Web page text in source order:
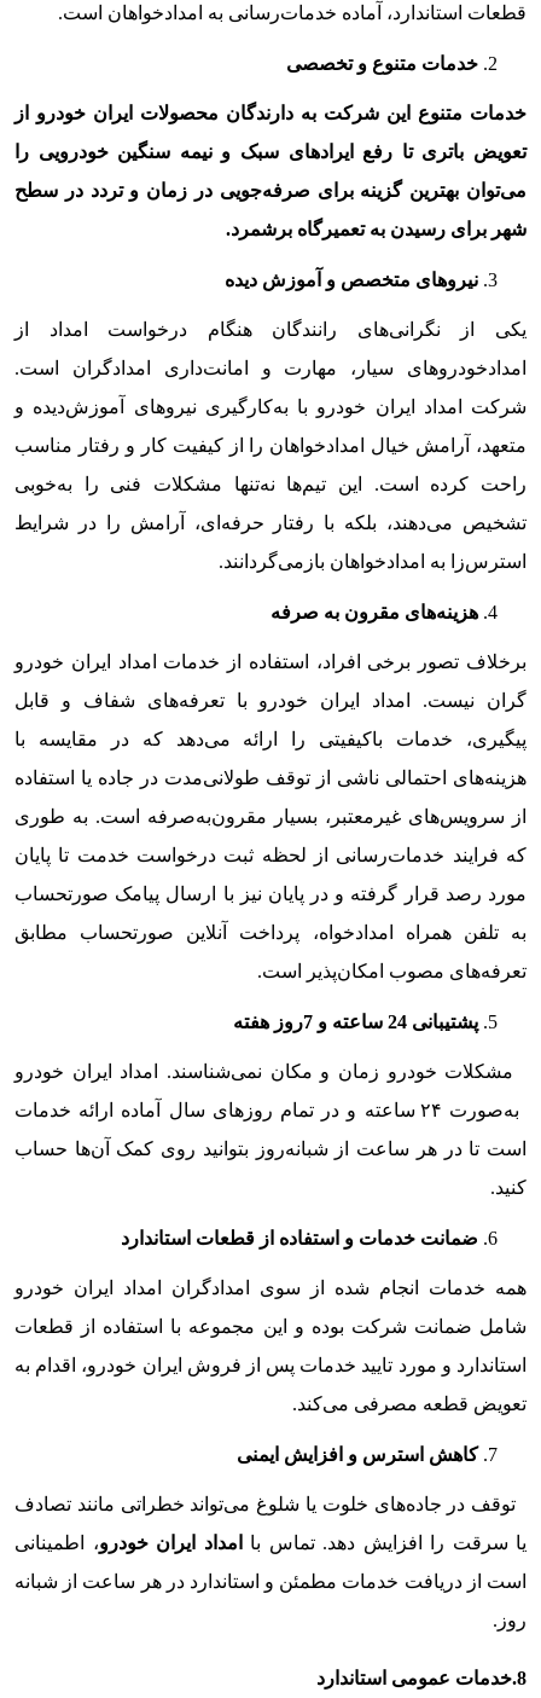
قطعات استاندارد، آماده خدمات‌رسانی به امدادخواهان است.
خدمات متنوع و تخصصی
خدمات متنوع این شرکت به دارندگان محصولات ایران خودرو از
تعویض باتری تا رفع ایرادهای سبک و نیمه سنگین خودرویی را
می‌توان بهترین گزینه برای صرفه‌جویی در زمان و تردد در سطح
شهر برای رسیدن به تعمیرگاه برشمرد.
نیروهای متخصص و آموزش دیده
یکی از نگرانی‌های رانندگان هنگام درخواست امداد از
امدادخودروهای سیار، مهارت و امانت‌داری امدادگران است.
شرکت امداد ایران خودرو با به‌کارگیری نیروهای آموزش‌دیده و
متعهد، آرامش خیال امدادخواهان را از کیفیت کار و رفتار مناسب
راحت کرده است. این تیم‌ها نه‌تنها مشکلات فنی را به‌خوبی
تشخیص می‌دهند، بلکه با رفتار حرفه‌ای، آرامش را در شرایط
استرس‌زا به امدادخواهان بازمی‌گردانند.
هزینه‌های مقرون به صرفه
برخلاف تصور برخی افراد، استفاده از خدمات امداد ایران خودرو
گران نیست. امداد ایران خودرو با تعرفه‌های شفاف و قابل
پیگیری، خدمات باکیفیتی را ارائه می‌دهد که در مقایسه با
هزینه‌های احتمالی ناشی از توقف طولانی‌مدت در جاده یا استفاده
از سرویس‌های غیرمعتبر، بسیار مقرون‌به‌صرفه است. به طوری
که فرایند خدمات‌رسانی از لحظه ثبت درخواست خدمت تا پایان
مورد رصد قرار گرفته و در پایان نیز با ارسال پیامک صورتحساب
به تلفن همراه امدادخواه، پرداخت آنلاین صورتحساب مطابق
تعرفه‌های مصوب امکان‌پذیر است.
پشتیبانی 24 ساعته و 7روز هفته
مشکلات خودرو زمان ‌و ‌مکان نمی‌شناسند. امداد ایران خودرو
به‌صورت ۲۴ ساعته و در تمام روزهای سال آماده ارائه خدمات
است تا در هر ساعت از شبانه‌روز بتوانید روی کمک آن‌ها حساب
کنید.
ضمانت خدمات و استفاده از قطعات استاندارد
همه خدمات انجام شده از سوی امدادگران امداد ایران خودرو
شامل ضمانت شرکت بوده و این مجموعه با استفاده از قطعات
استاندارد و مورد تایید خدمات پس از فروش ایران خودرو، اقدام به
تعویض قطعه مصرفی می‌کند.
کاهش استرس و افزایش ایمنی
توقف در جاده‌های خلوت یا شلوغ می‌تواند خطراتی مانند تصادف
یا سرقت را افزایش دهد. تماس با
امداد ایران خودرو، اطمینانی
است از دریافت خدمات مطمئن و استاندارد در هر ساعت از شبانه
روز.
8.خدمات عمومی استاندارد